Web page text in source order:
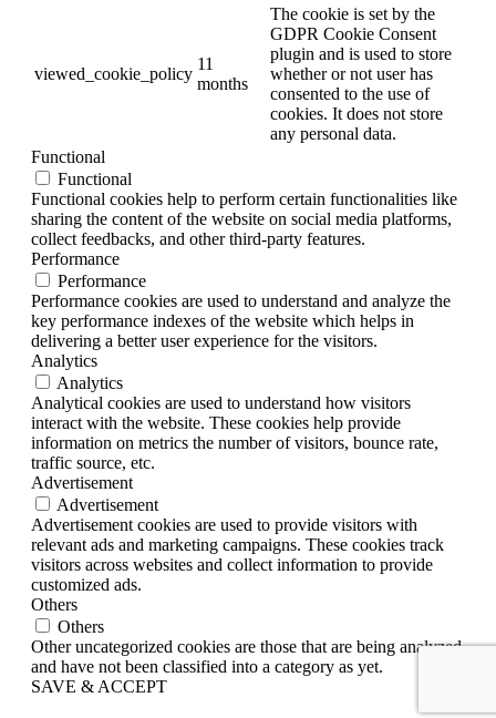
viewed_cookie_policy
11
months
The cookie is set by the
GDPR Cookie Consent
plugin and is used to store
whether or not user has
consented to the use of
cookies. It does not store
any personal data.
Functional
Functional
Functional cookies help to perform certain functionalities like
sharing the content of the website on social media platforms,
collect feedbacks, and other third-party features.
Performance
Performance
Performance cookies are used to understand and analyze the
key performance indexes of the website which helps in
delivering a better user experience for the visitors.
Analytics
Analytics
Analytical cookies are used to understand how visitors
interact with the website. These cookies help provide
information on metrics the number of visitors, bounce rate,
traffic source, etc.
Advertisement
Advertisement
Advertisement cookies are used to provide visitors with
relevant ads and marketing campaigns. These cookies track
visitors across websites and collect information to provide
customized ads.
Others
Others
Other uncategorized cookies are those that are being analyzed
and have not been classified into a category as yet.
SAVE & ACCEPT